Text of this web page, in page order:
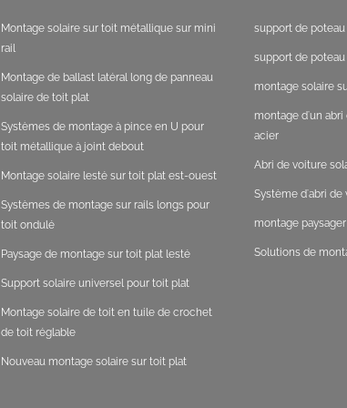
Montage solaire sur toit métallique sur mini
rail
Montage de ballast latéral long de panneau
solaire de toit plat
Systèmes de montage à pince en U pour
toit métallique à joint debout
Montage solaire lesté sur toit plat est-ouest
Systèmes de montage sur rails longs pour
toit ondulé
Paysage de montage sur toit plat lesté
Support solaire universel pour toit plat
Montage solaire de toit en tuile de crochet
de toit réglable
Nouveau montage solaire sur toit plat
support de poteau
support de
montage solaire
montage d'un
acier
Abri de voiture
Système d'abri de
montage
Solutions de